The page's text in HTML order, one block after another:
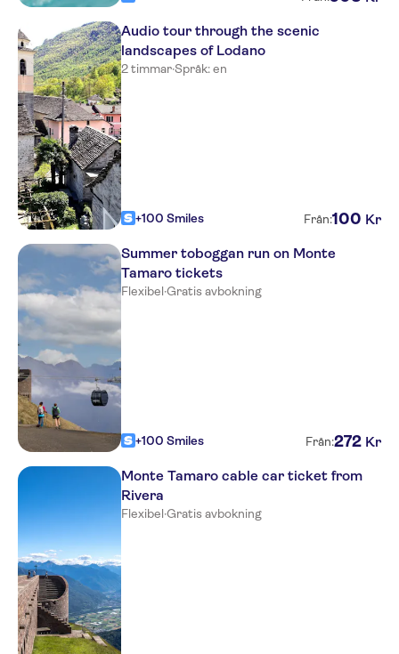
Audio tour through the scenic
landscapes of Lodano
2 timmar·Språk: en
+100 Smiles Från:100 Kr
Summer toboggan run on Monte
Tamaro tickets
Flexibel·Gratis avbokning
+100 Smiles Från:272 Kr
Monte Tamaro cable car ticket from
Rivera
Flexibel·Gratis avbokning